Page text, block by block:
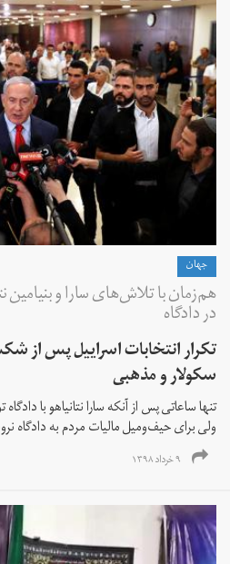
جهان
هم‌زمان با تلاش‌های سارا و بنیامین
در دادگاه
تکرار انتخابات اسراییل پس از
سکولار و مذهبی
ولی برای حیف‌ومیل مالیات مردم به
۹ خرداد ۱۳۹۸